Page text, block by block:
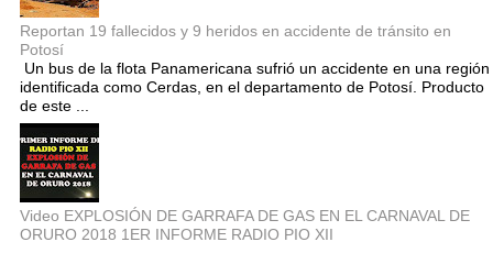
Reportan 19 fallecidos y 9 heridos en accidente de tránsito en
Potosí
Un bus de la flota Panamericana sufrió un accidente en una región
identificada como Cerdas, en el departamento de Potosí. Producto
de este ...
Video EXPLOSIÓN DE GARRAFA DE GAS EN EL CARNAVAL DE
ORURO 2018 1ER INFORME RADIO PIO XII